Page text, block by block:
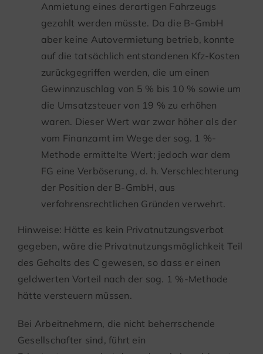
Anmietung eines derartigen Fahrzeugs
gezahlt werden müsste. Da die B-GmbH
aber keine Autovermietung betrieb, konnte
auf die tatsächlich entstandenen Kfz-Kosten
zurückgegriffen werden, die um einen
Gewinnzuschlag von 5 % bis 10 % sowie um
die Umsatzsteuer von 19 % zu erhöhen
waren. Dieser Wert war zwar höher als der
vom Finanzamt im Wege der sog. 1 %-
Methode ermittelte Wert; jedoch war dem
FG eine Verböserung, d. h. Verschlechterung
der Position der B-GmbH, aus
verfahrensrechtlichen Gründen verwehrt.
Hinweise: Hätte es kein Privatnutzungsverbot
gegeben, wäre die Privatnutzungsmöglichkeit Teil
des Gehalts des C gewesen, so dass er einen
geldwerten Vorteil nach der sog. 1 %-Methode
hätte versteuern müssen.
Bei Arbeitnehmern, die nicht beherrschende
Gesellschafter sind, führt ein